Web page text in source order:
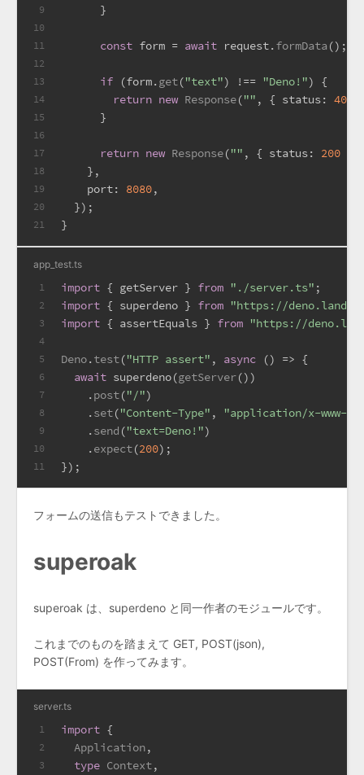
9
10
11
12
13
14
15
16
17
18
19
20
21
      }
const form = await request.formData ();
if (form.get("text") !== "Deno!") {
return new Response("" , { status: 400
      }
return new Response("" , { status: 200
    },
port: 8080,
  });
}
app_test.ts
1
2
3
4
5
6
7
8
9
10
11
import { getServer } from "./server.ts" ;
import { superdeno } from "https://deno.land/x/
import { assertEquals } from "https://
Deno.test("HTTP assert" , async () => {
await superdeno(getServer())
    .
post("/")
    .
set("Content-Type" , "application/x-www-
    .
send ("text=Deno!")
    .
expect(200);
});
フォームの送信もテストできました。
superoak
superoak は、superdeno と同一作者のモジュールです。
これまでのものを踏まえて GET, POST(json),
POST(From) を作ってみます。
server.ts
1
2
3
import {
Application,
type Context,